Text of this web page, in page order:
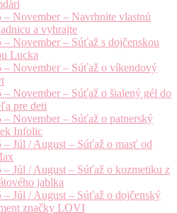
– November – Navrhnite vlastnú
a vyhrajte
– November – Súťaž s dojčenskou
Lucka
– November – Súťaž o víkendový
– November – Súťaž o šialený gél do
pre deti
– November – Súťaž o patnerský
Infolic
– Júl / August – Súťaž o masť od
– Júl / August – Súťaž o kozmetiku z
jablka
– Júl / August – Súťaž o dojčenský
značky LOVI